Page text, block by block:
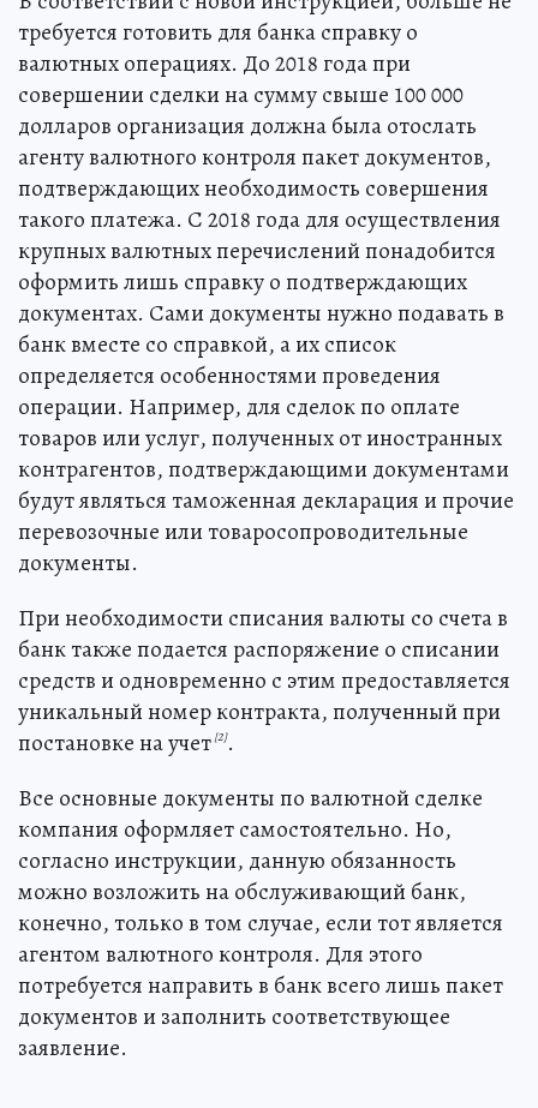
требуется готовить для банка справку о
валютных операциях. До 2018 года при
совершении сделки на сумму свыше 100 000
долларов организация должна была отослать
агенту валютного контроля пакет документов,
подтверждающих необходимость совершения
такого платежа. С 2018 года для осуществления
крупных валютных перечислений понадобится
оформить лишь справку о подтверждающих
документах. Сами документы нужно подавать в
банк вместе со справкой, а их список
определяется особенностями проведения
операции. Например, для сделок по оплате
товаров или услуг, полученных от иностранных
контрагентов, подтверждающими документами
будут являться таможенная декларация и прочие
перевозочные или товаросопроводительные
документы.
При необходимости списания валюты со счета в
банк также подается распоряжение о списании
средств и одновременно с этим предоставляется
уникальный номер контракта, полученный при
постановке на учет [2].
Все основные документы по валютной сделке
компания оформляет самостоятельно. Но,
согласно инструкции, данную обязанность
можно возложить на обслуживающий банк,
конечно, только в том случае, если тот является
агентом валютного контроля. Для этого
потребуется направить в банк всего лишь пакет
документов и заполнить соответствующее
заявление.